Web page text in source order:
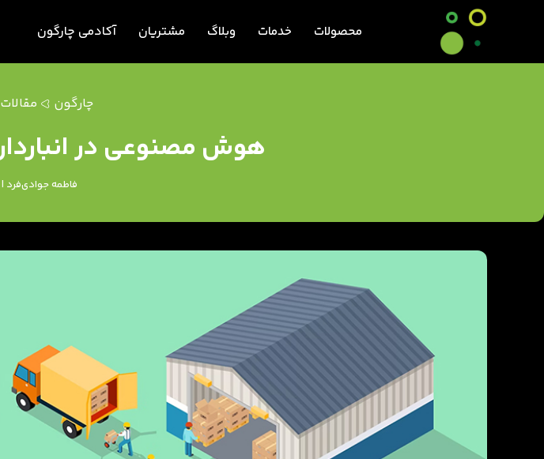
محصولات خدمات وبلاگ مشتریان آکادمی چارگون
چارگون
هوش مصنوعی در
فاطمه جوادی‌فرد | 16 مهر 1402